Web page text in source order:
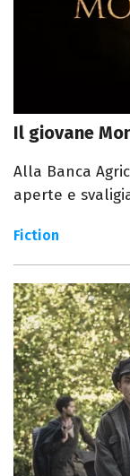
Il giovane
Alla Banca
aperte e
Fiction